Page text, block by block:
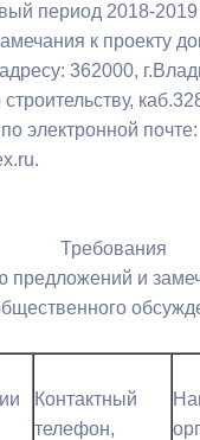
период 2018-2019
к проекту
362000,
электронной почте:
Требования
и
Контактный
телефон,